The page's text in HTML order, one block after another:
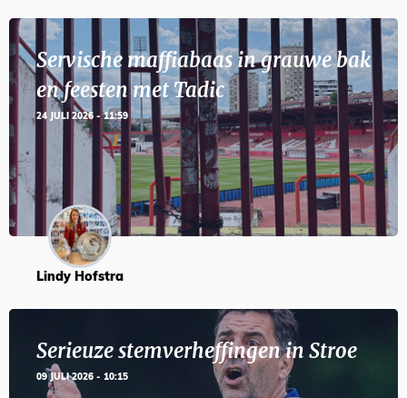
Servische maffiabaas in grauwe bak
en feesten met Tadic
24 JULI 2026 - 11:59
Lindy Hofstra
Serieuze stemverheffingen in Stroe
09 JULI 2026 - 10:15